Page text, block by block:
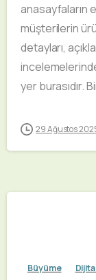
anasayfaların
müşterilerin
detayları,
yer burasıdır.
29 Ağustos
Büyüme